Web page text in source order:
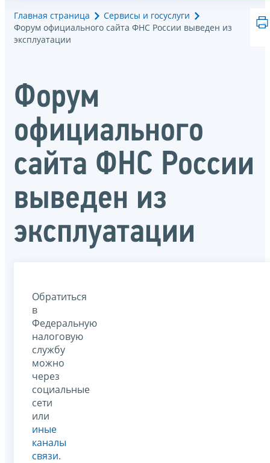
Главная страница
Сервисы и госуслуги
Форум официального сайта ФНС России выведен из
эксплуатации
Форум
официального
сайта ФНС России
выведен из
эксплуатации
Обратиться
в
Федеральную
налоговую
службу
можно
через
социальные
сети
или
иные
каналы
связи.